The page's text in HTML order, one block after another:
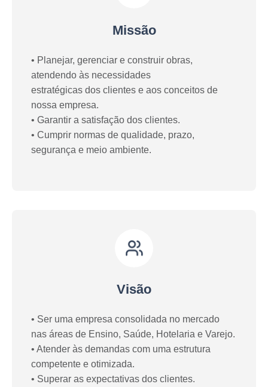
Missão
• Planejar, gerenciar e construir obras,
atendendo às necessidades
estratégicas dos clientes e aos conceitos de
nossa empresa.
• Garantir a satisfação dos clientes.
• Cumprir normas de qualidade, prazo,
segurança e meio ambiente.
Visão
• Ser uma empresa consolidada no mercado
nas áreas de Ensino, Saúde, Hotelaria e Varejo.
• Atender às demandas com uma estrutura
competente e otimizada.
• Superar as expectativas dos clientes.